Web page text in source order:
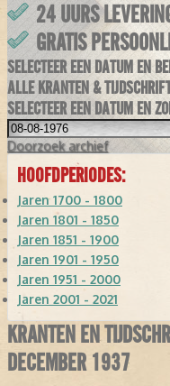
24 UURS
GRATIS
SELECTEER EEN DATUM EN
ALLE KRANTEN &
SELECTEER EEN DATUM EN
Doorzoek archief
HOOFDPERIODES:
Jaren 1700 - 1800
Jaren 1801 - 1850
Jaren 1851 - 1900
Jaren 1901 - 1950
Jaren 1951 - 2000
Jaren 2001 - 2021
KRANTEN EN
DECEMBER 1937